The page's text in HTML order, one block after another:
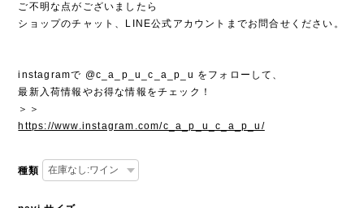
ご不明な点がございましたら
ショップのチャット、LINE公式アカウントまでお問合せください。
instagramで @c_a_p_u_c_a_p_u をフォローして、
最新入荷情報やお得な情報をチェック！
＞＞
https://www.instagram.com/c_a_p_u_c_a_p_u/
種類